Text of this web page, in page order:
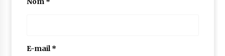
E-mail*